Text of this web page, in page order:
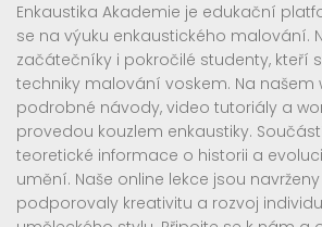
Enkaustika Akademie je edukační
se na výuku enkaustického malování.
začátečníky i pokročilé studenty, kteří
techniky malování voskem. Na našem
podrobné návody, video tutoriály a
provedou kouzlem enkaustiky.
teoretické informace o historii a
umění. Naše online lekce jsou
podporovaly kreativitu a rozvoj